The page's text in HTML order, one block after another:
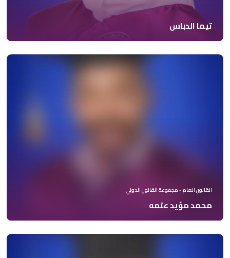
تيما الدباس
القانون العام - مجموعة القانون الدولي
محمد مؤيد عتمه